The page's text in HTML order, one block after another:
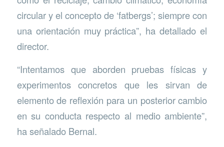
circular y el concepto de ‘fatbergs’; siempre con
una orientación muy práctica”, ha detallado el
director.
“Intentamos que aborden pruebas físicas y
experimentos concretos que les sirvan de
elemento de reflexión para un posterior cambio
en su conducta respecto al medio ambiente”,
ha señalado Bernal.